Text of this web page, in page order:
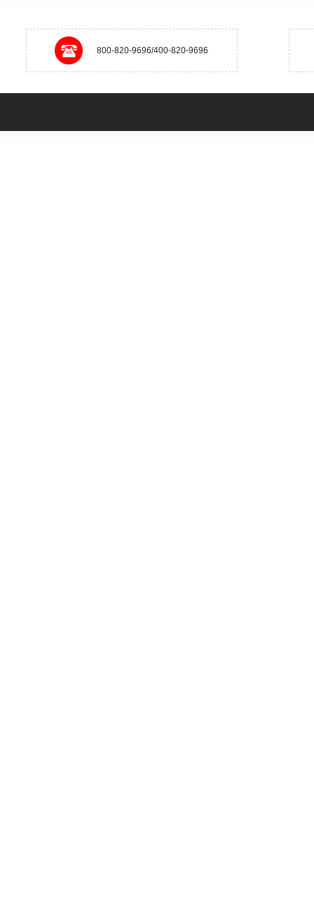
800-820-9696/400-820-9696